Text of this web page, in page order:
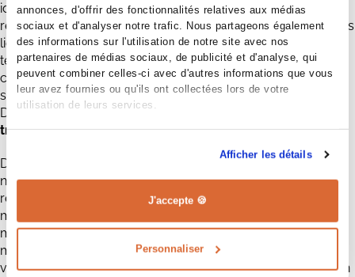
annonces, d'offrir des fonctionnalités relatives aux médias
sociaux et d'analyser notre trafic. Nous partageons également
des informations sur l'utilisation de notre site avec nos
partenaires de médias sociaux, de publicité et d'analyse, qui
peuvent combiner celles-ci avec d'autres informations que vous
leur avez fournies ou qu'ils ont collectées lors de votre
utilisation de leurs services.
Afficher les détails
J'accepte 🍪
Personnaliser
idéal pour vous. Notre service d'enquête terrain vous
renseigne également sur les éventuels frais supplémentaires
liés à votre future acquisition, tels que le raccordement, le
terrassement, les fondations, etc. Ainsi, vous ne serez pas
confronté à de mauvaises surprises ! Tous les frais liés aux
spécificités du terrain seront intégrés à votre budget global.
D'après nos données,75% des clients parviennent à
trouver un terrain à construire grâce à Maisons CPR.
Différentes possibilités s'offrent à vous pour votre maison
neuve. Si vous n'avez pas encore d'idée précise, nous vous
recommandons de consulter nos trente modèles de
maisons, accompagnés de fiches détaillées (maison en L,
maison contemporaine, maison de plain-pied, etc.). Chaque
modèle de maison peut être adapté selon plusieurs
versions. En outre, vous pouvez personnaliser votre maison